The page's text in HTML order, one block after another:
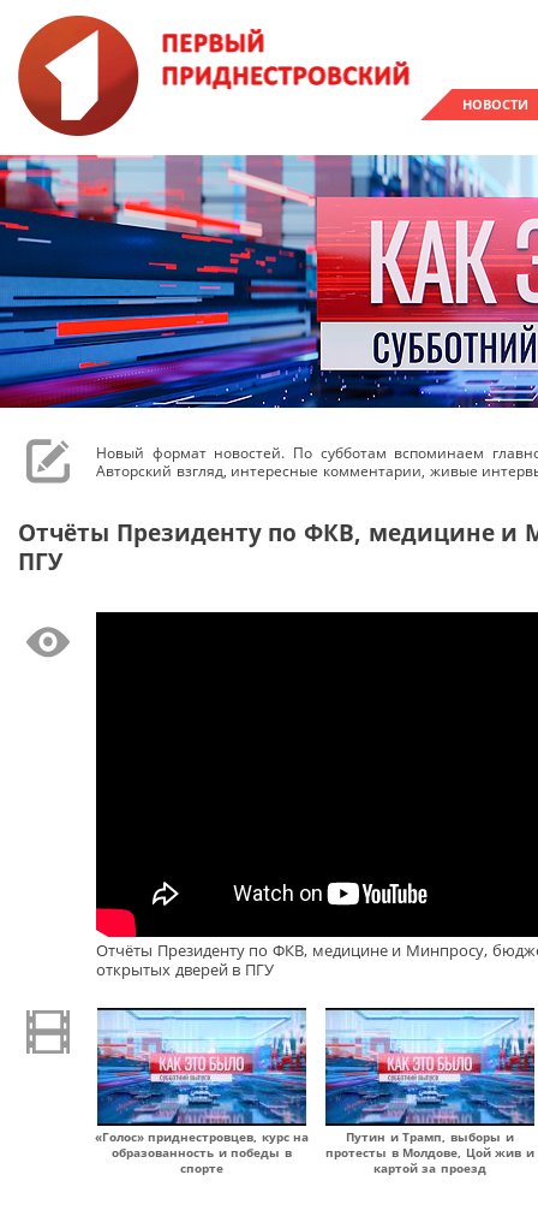
НОВОСТИ
Новый формат новостей. По субботам вспоминаем
Авторский взгляд, интересные комментарии, живые
Отчёты Президенту по ФКВ, медицине и
ПГУ
Отчёты Президенту по ФКВ, медицине и Минпросу,
открытых дверей в ПГУ
«Голос» приднестровцев, курс на
образованность и победы в
спорте
Путин и Трамп, выборы и
протесты в Молдове, Цой жив и
картой за проезд